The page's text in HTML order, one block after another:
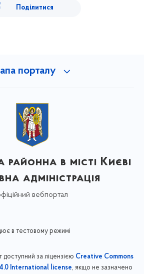
Поділитися
порталу
районна в місті Києві
адміністрація
вебпортал
в тестовому режимі
доступний за ліцензією Creative Commons
International license, якщо не зазначено